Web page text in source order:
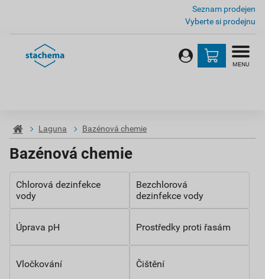
Seznam prodejen
Vyberte si prodejnu
MENU
Laguna Bazénová chemie
Bazénová chemie
Chlorová dezinfekce
vody
Bezchlorová
dezinfekce vody
Úprava pH Prostředky proti řasám
Vločkování Čištění